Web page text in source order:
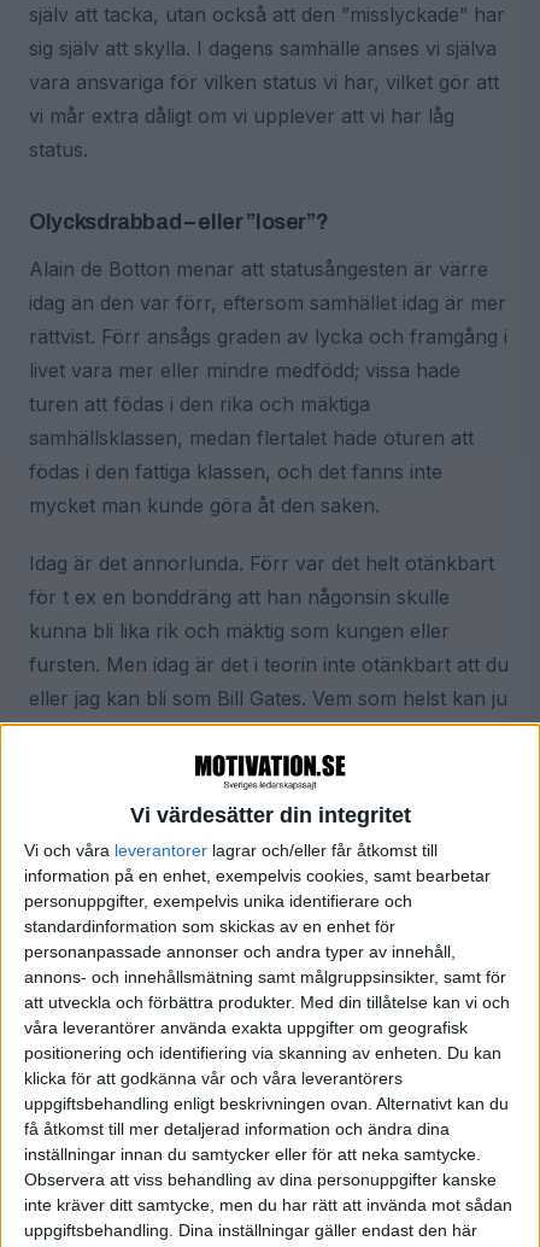
Vi värdesätter din integritet
Vi och våra leverantorer lagrar och/eller får åtkomst till
information på en enhet, exempelvis cookies, samt bearbetar
personuppgifter, exempelvis unika identifierare och
standardinformation som skickas av en enhet för
personanpassade annonser och andra typer av innehåll,
annons- och innehållsmätning samt målgruppsinsikter, samt för
att utveckla och förbättra produkter. Med din tillåtelse kan vi och
våra leverantörer använda exakta uppgifter om geografisk
positionering och identifiering via skanning av enheten. Du kan
klicka för att godkänna vår och våra leverantörers
uppgiftsbehandling enligt beskrivningen ovan. Alternativt kan du
få åtkomst till mer detaljerad information och ändra dina
inställningar innan du samtycker eller för att neka samtycke.
Observera att viss behandling av dina personuppgifter kanske
inte kräver ditt samtycke, men du har rätt att invända mot sådan
uppgiftsbehandling. Dina inställningar gäller endast den här
själv att tacka, utan också att den ”misslyckade” har
sig själv att skylla. I dagens samhälle anses vi själva
vara ansvariga för vilken status vi har, vilket gör att
vi mår extra dåligt om vi upplever att vi har låg
status.
Olycksdrabbad – eller ”loser”?
Alain de Botton menar att statusångesten är värre
idag än den var förr, eftersom samhället idag är mer
rättvist. Förr ansågs graden av lycka och framgång i
livet vara mer eller mindre medfödd; vissa hade
turen att födas i den rika och mäktiga
samhällsklassen, medan flertalet hade oturen att
födas i den fattiga klassen, och det fanns inte
mycket man kunde göra åt den saken.
Idag är det annorlunda. Förr var det helt otänkbart
för t ex en bonddräng att han någonsin skulle
kunna bli lika rik och mäktig som kungen eller
fursten. Men idag är det i teorin inte otänkbart att du
eller jag kan bli som Bill Gates. Vem som helst kan ju
starta ett företag och jobba hårt, och när man läser
vissa självhjälpsböcker så framstår det i princip som
dig från Microsofts grundare. Han är ju också en
helt vanlig människa, klär sig till och med i jeans.
Kort sagt: När samhället upplevs som någorlunda
rättvist, och när de framgångsrika är väldigtlika
– då får vi ångest för att inte vi själva också är
framgångsrika.
Skillnaden mellan förr och nu märks till och med i
språket, menar de Botton. Förr kallades fattiga
människor i hans hemland England förunfortunates.
De hade helt enkelt haft oturen att födas i fel
samhällsklass. Idag är det vanligare att fattiga och